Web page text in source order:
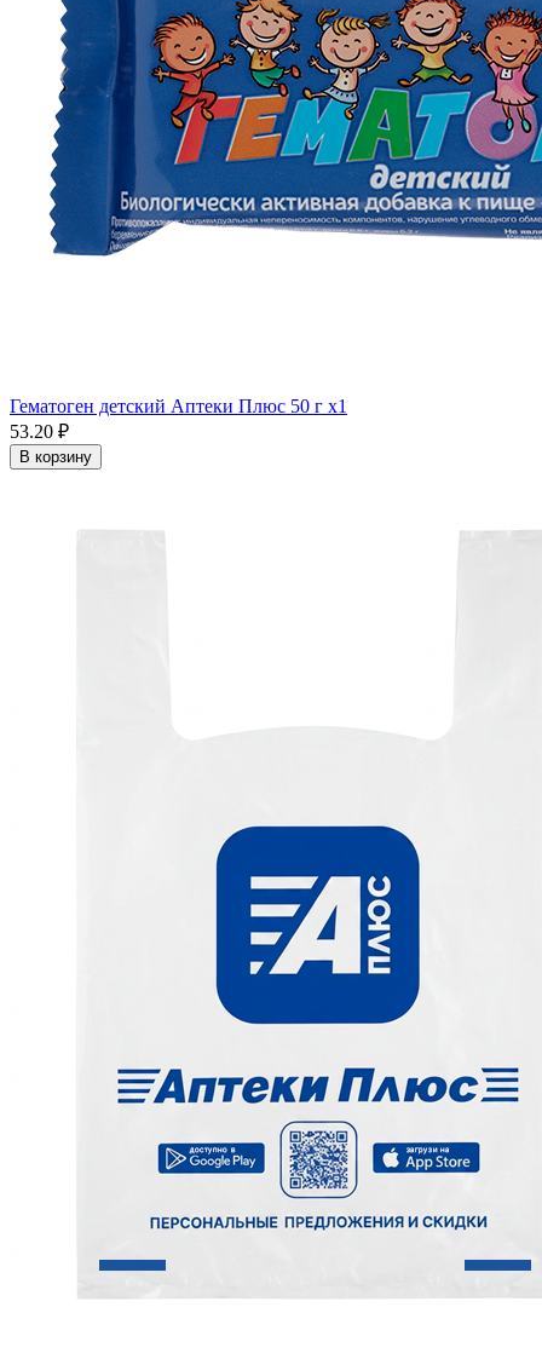
Гематоген детский Аптеки Плюс 50 г x1
53.20 ₽
В корзину